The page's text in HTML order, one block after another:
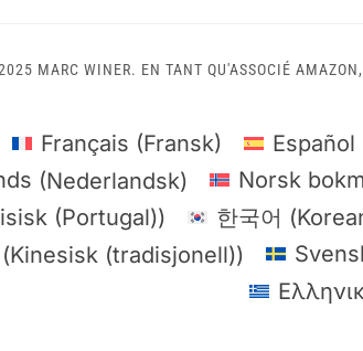
MARC WINER. EN TANT QU'ASSOCIÉ
Français (Fransk) Español
(Nederlandsk) Norsk
(Portugal)) 한국어 (
(Kinesisk (tradisjonell))